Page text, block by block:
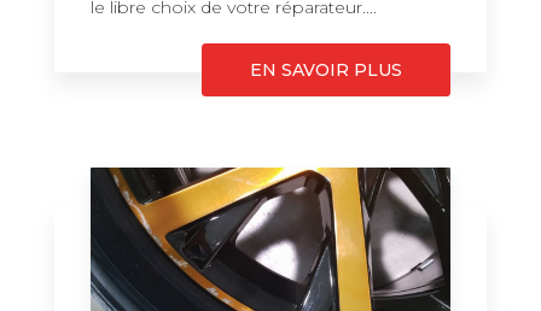
le libre choix de votre réparateur....
EN SAVOIR PLUS